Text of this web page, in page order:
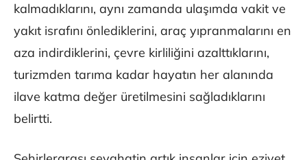
kalmadıklarını, aynı zamanda ulaşımda vakit ve
yakıt israfını önlediklerini, araç yıpranmalarını en
aza indirdiklerini, çevre kirliliğini azalttıklarını,
turizmden tarıma kadar hayatın her alanında
ilave katma değer üretilmesini sağladıklarını
belirtti.